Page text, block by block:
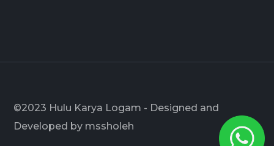
©2023 Hulu Karya Logam - Designed and
Developed by mssholeh